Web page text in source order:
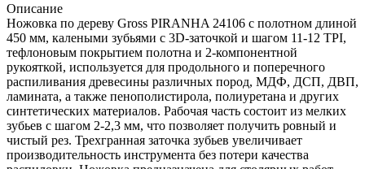
Описание
Ножовка по дереву Gross PIRANHA 24106 с полотном длиной
450 мм, калеными зубьями с 3D-заточкой и шагом 11-12 TPI,
тефлоновым покрытием полотна и 2-компонентной
рукояткой, используется для продольного и поперечного
распиливания древесины различных пород, МДФ, ДСП, ДВП,
ламината, а также пенополистирола, полиуретана и других
синтетических материалов. Рабочая часть состоит из мелких
зубьев с шагом 2-2,3 мм, что позволяет получить ровный и
чистый рез. Трехгранная заточка зубьев увеличивает
производительность инструмента без потери качества